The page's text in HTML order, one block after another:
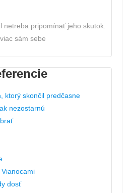
netreba pripomínať jeho skutok.
sám sebe
ktorý skončil predčasne
nezostarnú
dosť